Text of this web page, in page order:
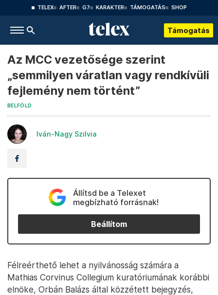
TELEX AFTER G7 KARAKTER TÁMOGATÁS SHOP
Támogatás
Az MCC vezetősége szerint
„semmilyen váratlan vagy rendkívüli
fejlemény nem történt”
BELFÖLD
Iván-Nagy Szilvia
Állítsd be a Telexet
megbízható forrásnak!
Beállítom
Félreérthető lehet a nyilvánosság számára a
Mathias Corvinus Collegium kuratóriumának korábbi
elnöke, Orbán Balázs által közzétett bejegyzés,